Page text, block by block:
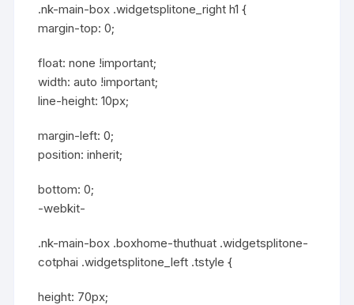
.nk-main-box .widgetsplitone_right h1 {
margin-top: 0;
float: none !important;
width: auto !important;
line-height: 10px;
margin-left: 0;
position: inherit;
bottom: 0;
-webkit-
.nk-main-box .boxhome-thuthuat .widgetsplitone-
cotphai .widgetsplitone_left .tstyle {
height: 70px;